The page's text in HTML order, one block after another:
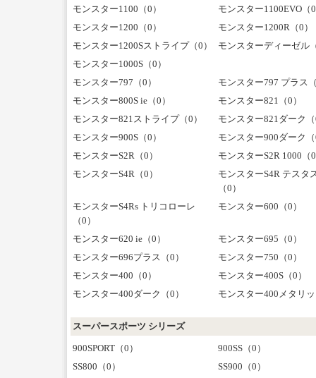
モンスター1100（0）
モンスター1100EVO（
モンスター1200（0）
モンスター1200R（0）
モンスター1200Sストライプ（0）
モンスターディーゼル
モンスター1000S（0）
モンスター797（0）
モンスター797 プラス
モンスター800S ie（0）
モンスター821（0）
モンスター821ストライプ（0）
モンスター821ダーク
モンスター900S（0）
モンスター900ダーク
モンスターS2R（0）
モンスターS2R 1000（
モンスターS4R（0）
モンスターS4R テスタ
（0）
モンスターS4Rs トリコローレ
（0）
モンスター600（0）
モンスター620 ie（0）
モンスター695（0）
モンスター696プラス（0）
モンスター750（0）
モンスター400（0）
モンスター400S（0）
モンスター400ダーク（0）
モンスター400メタリ
スーパースポーツ シリーズ
900SPORT（0）
900SS（0）
SS800（0）
SS900（0）